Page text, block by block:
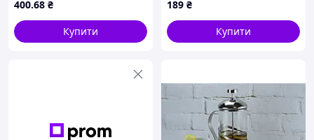
400.68 ₴
Купити
189 ₴
Купити